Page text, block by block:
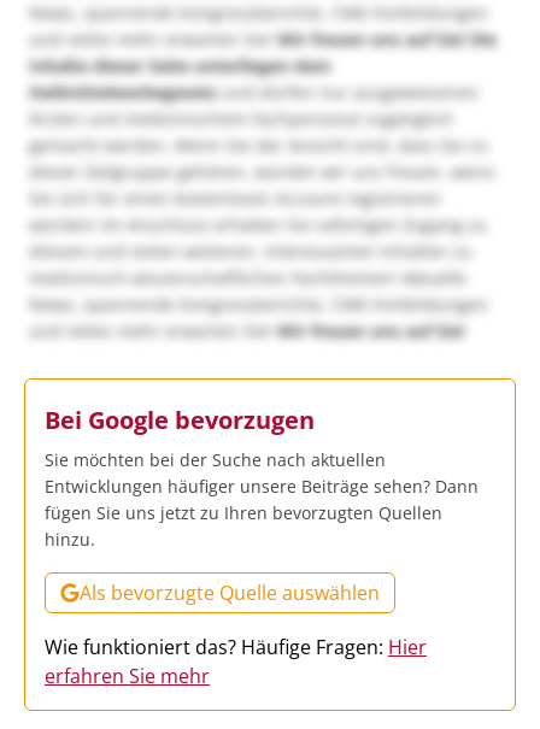
News, spannende Kongressberichte, CME-Fortbildungen
und vieles mehr erwarten Sie!Wir freuen uns auf Sie! Die
Inhalte dieser Seite unterliegen dem
Heilmittelwerbegesetzund dürfen nur ausgewiesenen
Ärzten und medizinischem Fachpersonal zugänglich
gemacht werden. Wenn Sie der Ansicht sind, dass Sie zu
dieser Zielgruppe gehören, würden wir uns freuen, wenn
Sie sich für einen kostenlosen Account registrieren
würden! Im Anschluss erhalten Sie sofortigen Zugang zu
diesem und vielen weiteren, interessanten Inhalten zu
medizinisch-wissenschaftlichen Fachthemen! Aktuelle
News, spannende Kongressberichte, CME-Fortbildungen
und vieles mehr erwarten Sie!Wir freuen uns auf Sie!
Bei Google bevorzugen
Sie möchten bei der Suche nach aktuellen
Entwicklungen häufiger unsere Beiträge sehen? Dann
fügen Sie uns jetzt zu Ihren bevorzugten Quellen
hinzu.
Als bevorzugte Quelle auswählen
Wie funktioniert das? Häufige Fragen: Hier
erfahren Sie mehr